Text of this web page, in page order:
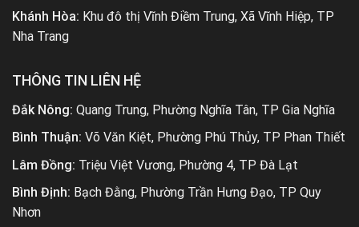
Khánh Hòa: Khu đô thị Vĩnh Điềm Trung, Xã Vĩnh Hiệp, TP
Nha Trang
THÔNG TIN LIÊN HỆ
Đắk Nông: Quang Trung, Phường Nghĩa Tân, TP Gia Nghĩa
Bình Thuận: Võ Văn Kiệt, Phường Phú Thủy, TP Phan Thiết
Lâm Đồng: Triệu Việt Vương, Phường 4, TP Đà Lạt
Bình Định: Bạch Đằng, Phường Trần Hưng Đạo, TP Quy
Nhơn